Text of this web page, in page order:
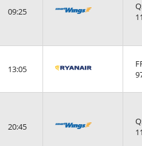
09:25
13:05
20:45